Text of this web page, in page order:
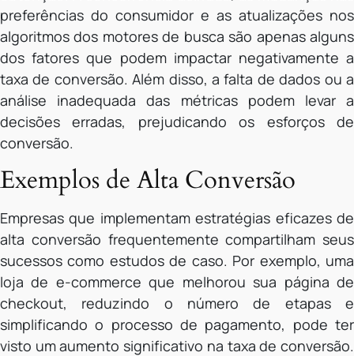
preferências do consumidor e as atualizações nos
algoritmos dos motores de busca são apenas alguns
dos fatores que podem impactar negativamente a
taxa de conversão. Além disso, a falta de dados ou a
análise inadequada das métricas podem levar a
decisões erradas, prejudicando os esforços de
conversão.
Exemplos de Alta Conversão
Empresas que implementam estratégias eficazes de
alta conversão frequentemente compartilham seus
sucessos como estudos de caso. Por exemplo, uma
loja de e-commerce que melhorou sua página de
checkout, reduzindo o número de etapas e
simplificando o processo de pagamento, pode ter
visto um aumento significativo na taxa de conversão.